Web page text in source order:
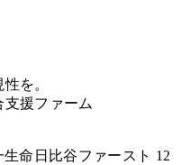
を。
支援ファーム
生命日比谷ファースト 12